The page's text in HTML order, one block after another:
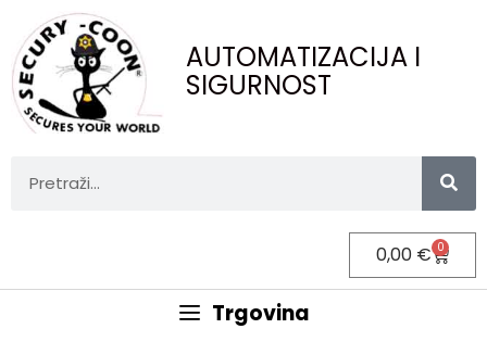
AUTOMATIZACIJA I
SIGURNOST
0,00 € 0
Trgovina